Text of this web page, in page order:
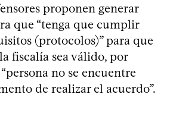
proponen generar
que “tenga que cumplir
(protocolos)” para que
fiscalía sea válido, por
no se encuentre
de realizar el acuerdo”.